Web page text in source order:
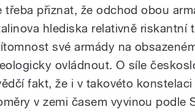
třeba přiznat, že odchod obou
hlediska relativně riskantní
své armády na
ovládnout. O síle
fakt, že i v takovéto
v zemi časem vyvinou podle